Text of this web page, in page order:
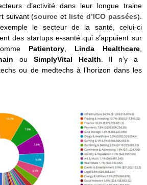
d’activité dans leur longue traine
suivant (source et liste d’ICO passées).
le secteur de la santé, celui-ci
des startups e-santé qui s’appuient sur
Patientory, Linda Healthcare,
ou SimplyVital Health. Il n’y a
ou de medtechs à l’horizon dans les